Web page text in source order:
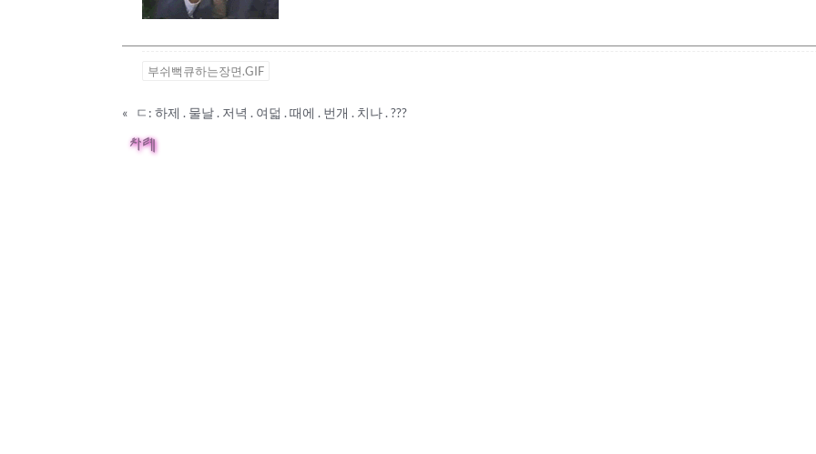
부쉬뻑큐하는장면.GIF
« ㄷ: 하제 . 물날 . 저녁 . 여덟 . 때에 . 번개 . 치나 . ???
차례